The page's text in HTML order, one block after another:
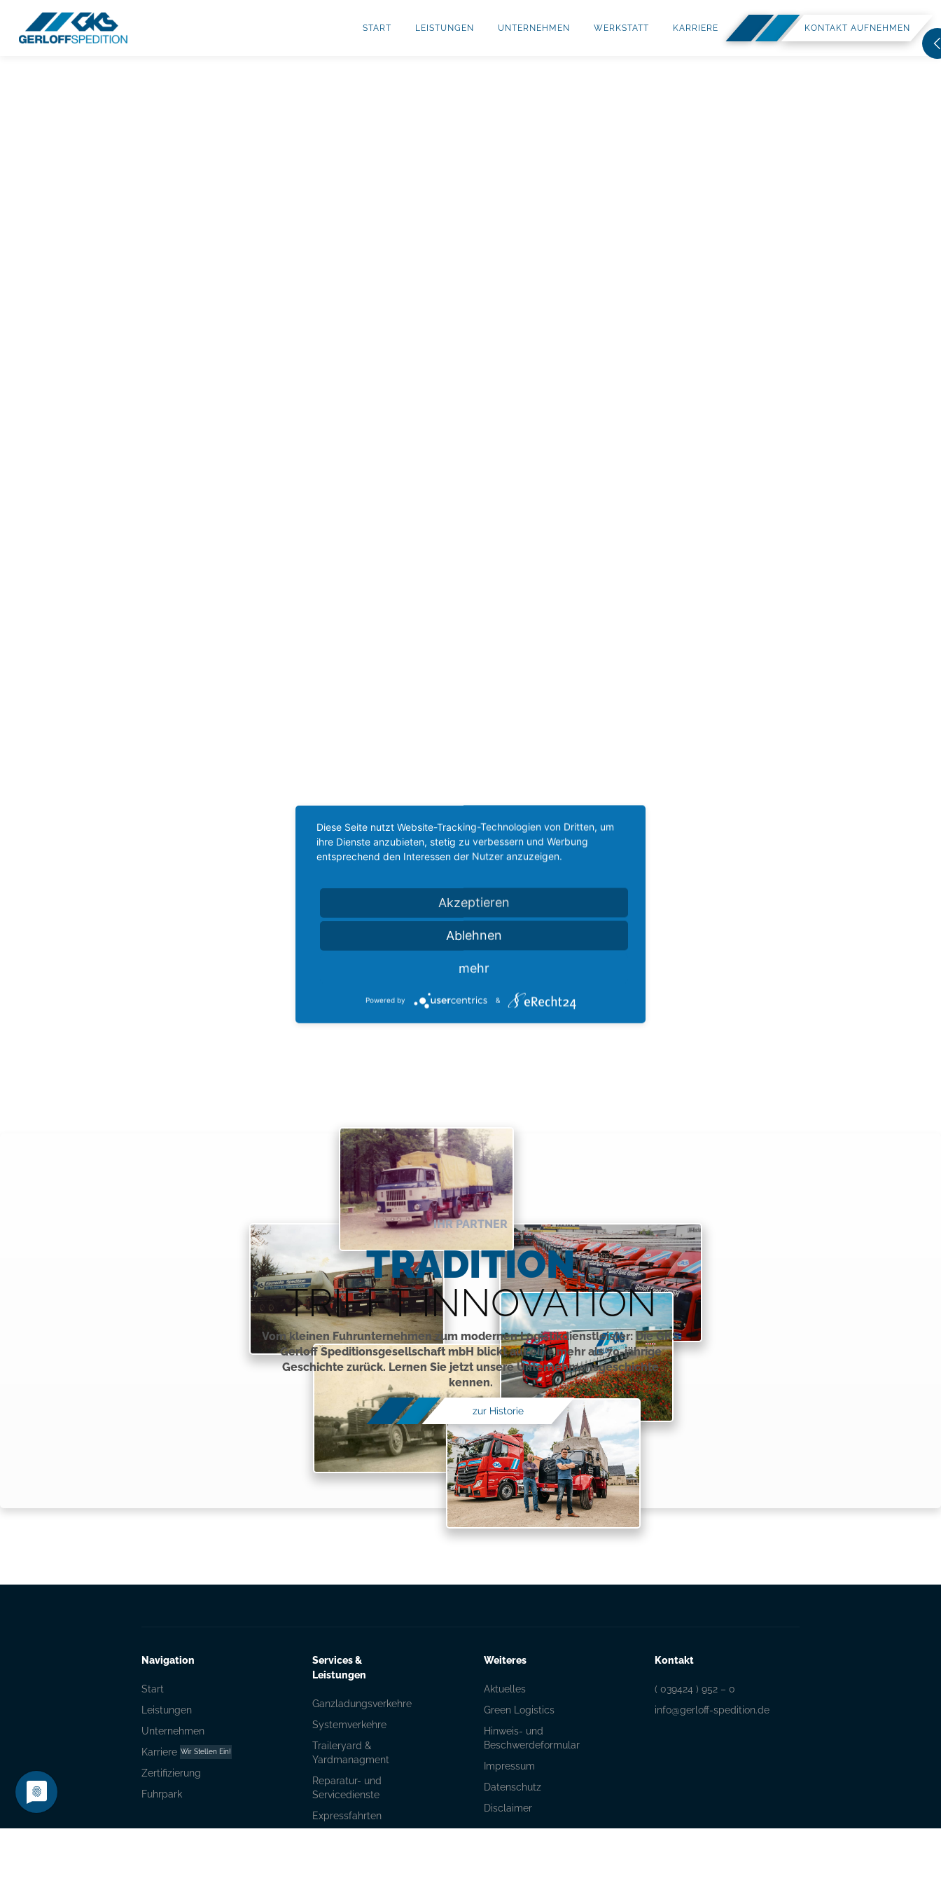
START LEISTUNGEN UNTERNEHMEN WERKSTATT KARRIERE KONTAKT AUFNEHMEN
IHR PARTNER
TRADITION
TRIFFT INNOVATION
Vom kleinen Fuhrunternehmen zum modernen Logistikdienstleister: Die GKS
Gerloff Speditionsgesellschaft mbH blickt auf eine mehr als 70-jährige
Geschichte zurück. Lernen Sie jetzt unsere Unternehmensgeschichte
kennen.
zur Historie
Navigation
Start
Leistungen
Unternehmen
Wir Stellen Ein!
Karriere
Zertifizierung
Fuhrpark
Services &
Leistungen
Ganzladungsverkehre
Systemverkehre
Traileryard &
Yardmanagment
Reparatur- und
Servicedienste
Expressfahrten
Weiteres
Aktuelles
Green Logistics
Hinweis- und
Beschwerdeformular
Impressum
Datenschutz
Disclaimer
Kontakt
( 039424 ) 952 – 0
info@gerloff-spedition.de
Diese Seite nutzt Website-Tracking-Technologien von Dritten, um
ihre Dienste anzubieten, stetig zu verbessern und Werbung
entsprechend den Interessen der Nutzer anzuzeigen.
Akzeptieren
Ablehnen
mehr
Powered by &